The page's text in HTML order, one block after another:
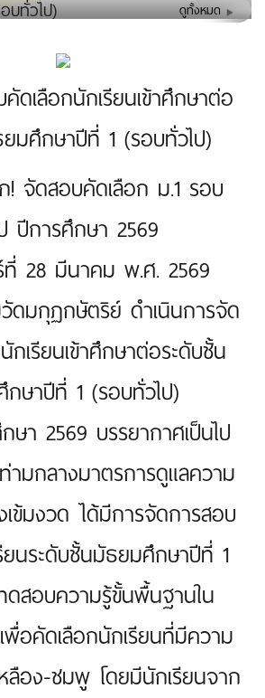
บทั่วไป)
ดูทั้งหมด
ดเลือกนักเรียนเข้าศึกษาต่อ
มศึกษาปีที่ 1 (รอบทั่วไป)
จัดสอบคัดเลือก ม.1 รอบ
ปีการศึกษา 2569
ที่ 28 มีนาคม พ.ศ. 2569
วัดมกุฏกษัตริย์ ดำเนินการจัด
เรียนเข้าศึกษาต่อระดับชั้น
ษาปีที่ 1 (รอบทั่วไป)
ษา 2569 บรรยากาศเป็นไป
มกลางมาตรการดูแลความ
เข้มงวด ได้มีการจัดการสอบ
ยนระดับชั้นมัธยมศึกษาปีที่ 1
ดสอบความรู้ขั้นพื้นฐานใน
พื่อคัดเลือกนักเรียนที่มีความ
ลือง-ชมพู โดยมีนักเรียนจาก